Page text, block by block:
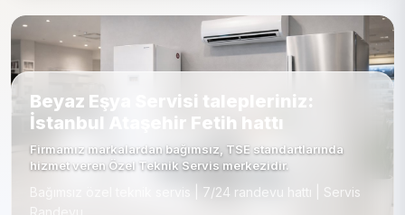
Beyaz Eşya Servisi talepleriniz:
İstanbul Ataşehir Fetih hattı
Firmamız markalardan bağımsız, TSE standartlarında
hizmet veren Özel Teknik Servis merkezidir.
Bağımsız özel teknik servis | 7/24 randevu hattı | Servis